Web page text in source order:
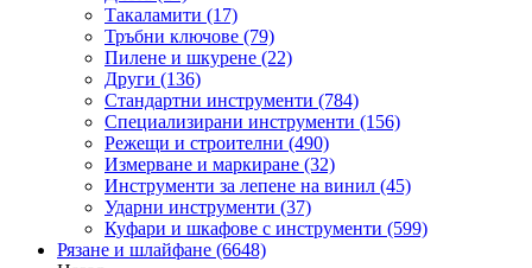
Такаламити (17)
Тръбни ключове (79)
Пилене и шкурене (22)
Други (136)
Стандартни инструменти (784)
Специализирани инструменти (156)
Режещи и строителни (490)
Измерване и маркиране (32)
Инструменти за лепене на винил (45)
Ударни инструменти (37)
Куфари и шкафове с инструменти (599)
Рязане и шлайфане (6648)